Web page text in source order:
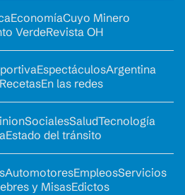
EconomíaCuyo Minero
VerdeRevista OH
EspectáculosArgentina
RecetasEn las redes
SocialesSaludTecnología
Estado del tránsito
AutomotoresEmpleosServicios
y MisasEdictos